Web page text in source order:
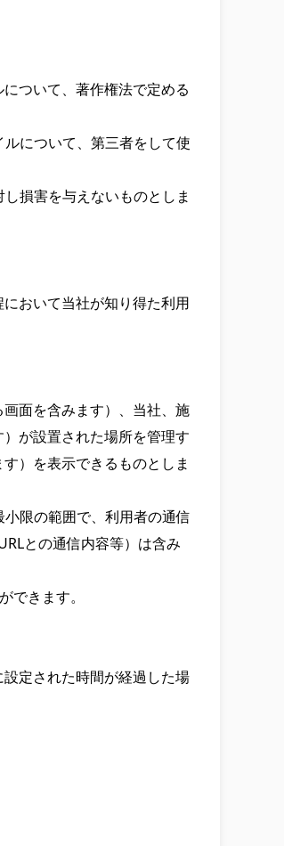
ついて、著作権法で定める
について、第三者をして使
損害を与えないものとしま
おいて当社が知り得た利用
面を含みます）、当社、施
が設置された場所を管理す
）を表示できるものとしま
限の範囲で、利用者の通信
との通信内容等）は含み
きます。
定された時間が経過した場